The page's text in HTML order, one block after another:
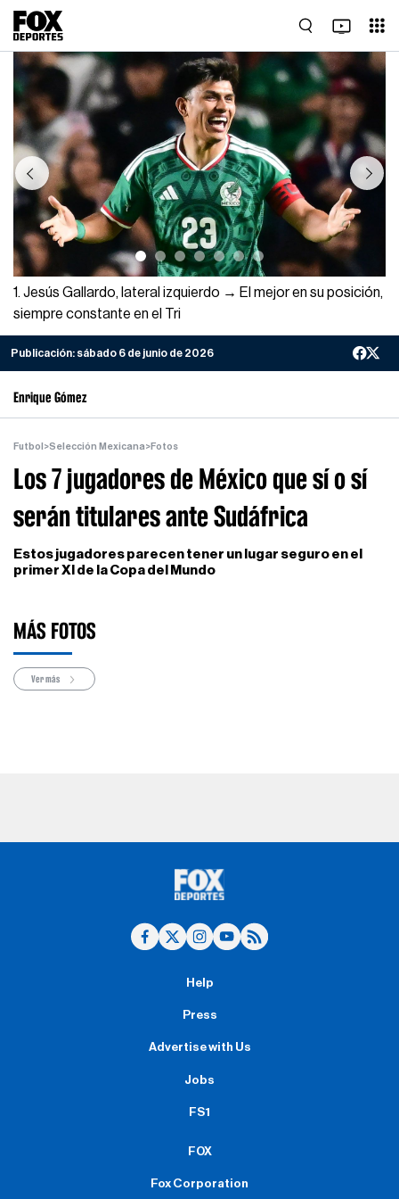
Previous Next
1. Jesús Gallardo, lateral izquierdo → El mejor en su posición,
siempre constante en el Tri
Publicación: sábado 6 de junio de 2026
Enrique Gómez
Futbol >Selección Mexicana>Fotos
Los 7 jugadores de México que sí o sí
serán titulares ante Sudáfrica
Estos jugadores parecen tener un lugar seguro en el
primer XI de la Copa del Mundo
MÁS FOTOS
Ver más
Help
Press
Advertise with Us
Jobs
FS1
FOX
Fox Corporation